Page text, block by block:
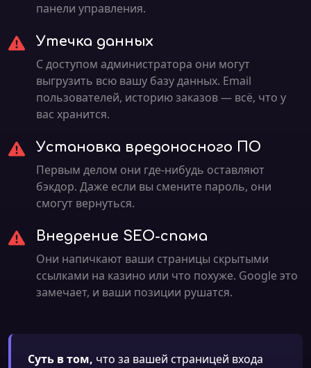
панели управления.
Утечка данных
С доступом администратора они могут
выгрузить всю вашу базу данных. Email
пользователей, историю заказов — всё, что у
вас хранится.
Установка вредоносного ПО
Первым делом они где-нибудь оставляют
бэкдор. Даже если вы смените пароль, они
смогут вернуться.
Внедрение SEO-спама
Они напичкают ваши страницы скрытыми
ссылками на казино или что похуже. Google это
замечает, и ваши позиции рушатся.
Суть в том, что за вашей страницей входа